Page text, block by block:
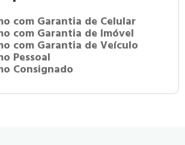
com Garantia de Celular
com Garantia de Imóvel
com Garantia de Veículo
Pessoal
Consignado